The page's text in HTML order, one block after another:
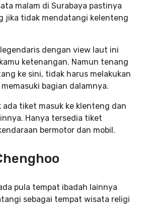
malam di Surabaya pastinya
jika tidak mendatangi kelenteng
dengan view laut ini
ketenangan. Namun tenang
ke sini, tidak harus melakukan
bagian dalamnya.
ada tiket masuk ke klenteng dan
Hanya tersedia tiket
bermotor dan mobil.
pula tempat ibadah lainnya
sebagai tempat wisata religi